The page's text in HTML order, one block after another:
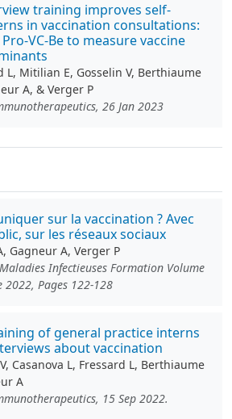
training improves self-
in vaccination consultations:
VC-Be to measure vaccine
L, Mitilian E, Gosselin V, Berthiaume
A, & Verger P
26 Jan 2023
sur la vaccination ? Avec
sur les réseaux sociaux
Gagneur A, Verger P
Infectieuses Formation Volume
2022, Pages 122-128
of general practice interns
about vaccination
Casanova L, Fressard L, Berthiaume
A
15 Sep 2022.